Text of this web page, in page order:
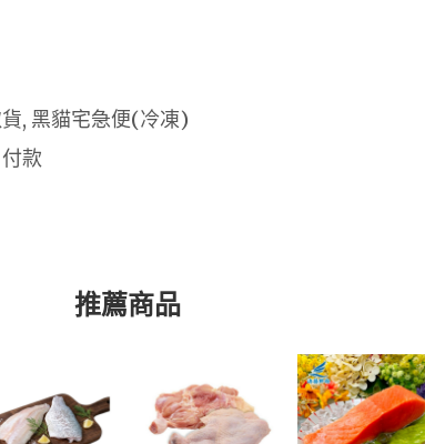
, 黑貓宅急便(冷凍)
款
推薦商品